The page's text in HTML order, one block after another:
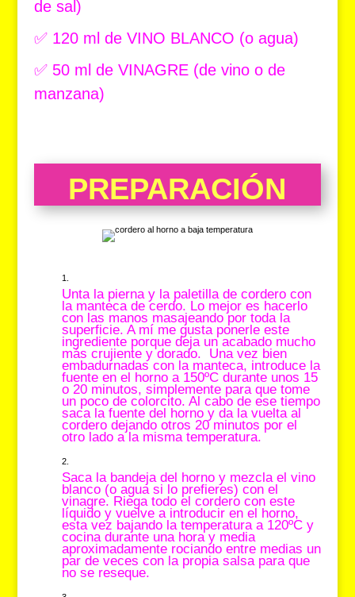
de sal)
✅ 120 ml de VINO BLANCO (o agua)
✅ 50 ml de VINAGRE (de vino o de
manzana)
PREPARACIÓN
Unta la pierna y la paletilla de cordero con
la manteca de cerdo. Lo mejor es hacerlo
con las manos masajeando por toda la
superficie. A mí me gusta ponerle este
ingrediente porque deja un acabado mucho
más crujiente y dorado. Una vez bien
embadurnadas con la manteca, introduce la
fuente en el horno a 150ºC durante unos 15
o 20 minutos, simplemente para que tome
un poco de colorcito. Al cabo de ese tiempo
saca la fuente del horno y da la vuelta al
cordero dejando otros 20 minutos por el
otro lado a la misma temperatura.
Saca la bandeja del horno y mezcla el vino
blanco (o agua si lo prefieres) con el
vinagre. Riega todo el cordero con este
líquido y vuelve a introducir en el horno,
esta vez bajando la temperatura a 120ºC y
cocina durante una hora y media
aproximadamente rociando entre medias un
par de veces con la propia salsa para que
no se reseque.